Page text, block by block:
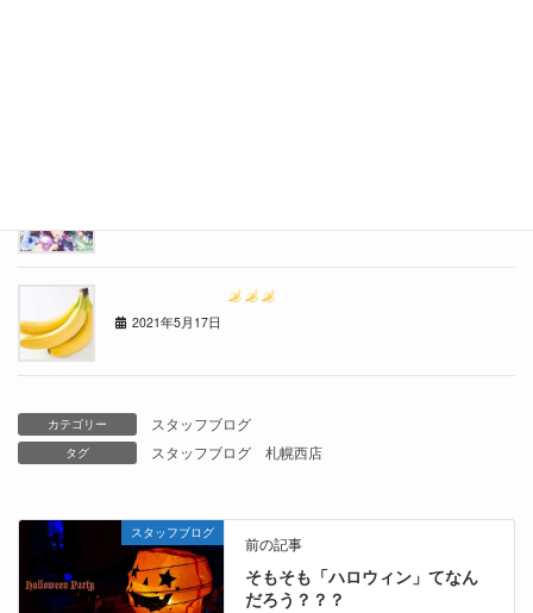
2021年5月17日
カテゴリー スタッフブログ
タグ スタッフブログ 札幌西店
スタッフブログ
前の記事
そもそも「ハロウィン」てなん
だろう？？？